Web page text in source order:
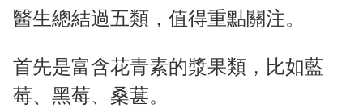
醫生總結過五類，值得重點關注。
首先是富含花青素的漿果類，比如藍
莓、黑莓、桑葚。